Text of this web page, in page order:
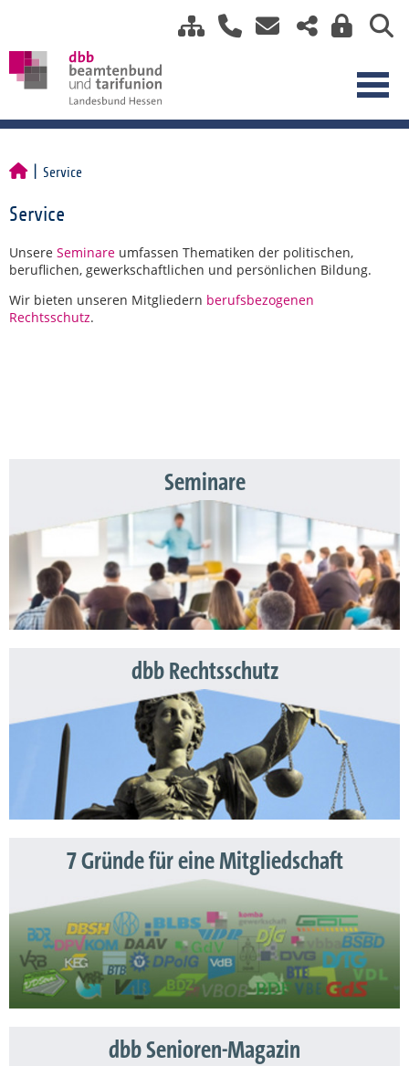
Service
Service
Unsere Seminare umfassen Thematiken der politischen,
beruflichen, gewerkschaftlichen und persönlichen Bildung.
Wir bieten unseren Mitgliedern berufsbezogenen
Rechtsschutz.
Seminare
dbb Rechtsschutz
7 Gründe für eine Mitgliedschaft
dbb Senioren-Magazin